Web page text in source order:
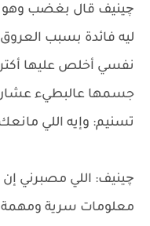
چينيف قال بغضب وهو
ليه فائدة بسبب
نفسي أخلص عليها
جسمها عالبطيء عشان
تسنيم: وإيه اللي
چينيف: اللي مصبرني إن
معلومات سرية ومهمة